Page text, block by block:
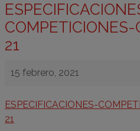
21
15 febrero, 2021
ESPECIFICACIONES-
21